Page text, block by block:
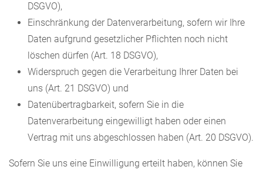
DSGVO),
Einschränkung der Datenverarbeitung, sofern wir Ihre
Daten aufgrund gesetzlicher Pflichten noch nicht
löschen dürfen (Art. 18 DSGVO),
Widerspruch gegen die Verarbeitung Ihrer Daten bei
uns (Art. 21 DSGVO) und
Datenübertragbarkeit, sofern Sie in die
Datenverarbeitung eingewilligt haben oder einen
Vertrag mit uns abgeschlossen haben (Art. 20 DSGVO).
Sofern Sie uns eine Einwilligung erteilt haben, können Sie